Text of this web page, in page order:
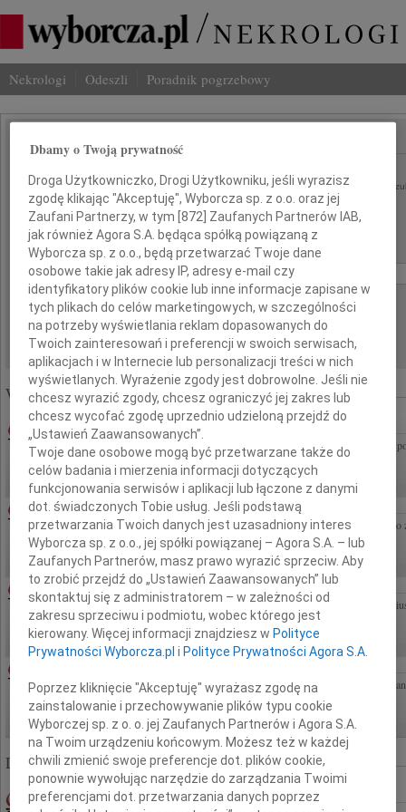
Nekrologi Odeszli Poradnik pogrzebowy
SZUKAJ NEKROLOGU
Miasto: Region:
Data:
od: do:
Liczba wyników na stronie:
Wyróżnione ogłoszenia:
03.08.2026LUBLIN
Panu dr hab. n. med. Grzegorzowi Staśkiewiczowi wyrazy głębokiego współczucia z
pracownicy Zakładu Anatomii Prawidłowej, Klinicznej i Obrazowej Uniwersytetu...
07.08.2026WARSZAWA
Serdeczne wyrazy współczucia dla naszego Szefa Profesora Dariusza
z Kliniki Neurologii
EUGENIUSZ BUTRUK06.08.2026CAŁA POLSKA
Z głębokim żalem przyjęliśmy wiadomość o śmierci Pana prof. dr hab. n. med.
naukowca i autorytetu w dziedzinie gastroenterologii, zasłużonego dla rozwoju...
Z ogromnym smutkiem zawiadamiam, że w dniu 22 lipca 2026 roku zmarł mój
Bernadeta Brydak Uroczystości pogrzebowe odbędą się w dniu 6 sierpnia 2026...
Liczba znalezionych nekrologów: 322 863
MAREK KOWAL09.09.2010RZESZÓW
Dbamy o Twoją prywatność
Droga Użytkowniczko, Drogi Użytkowniku, jeśli wyrazisz
zgodę klikając "Akceptuję", Wyborcza sp. z o.o. oraz jej
Zaufani Partnerzy, w tym [872] Zaufanych Partnerów IAB,
jak również Agora S.A. będąca spółką powiązaną z
Wyborcza sp. z o.o., będą przetwarzać Twoje dane
osobowe takie jak adresy IP, adresy e-mail czy
identyfikatory plików cookie lub inne informacje zapisane w
tych plikach do celów marketingowych, w szczególności
na potrzeby wyświetlania reklam dopasowanych do
Twoich zainteresowań i preferencji w swoich serwisach,
aplikacjach i w Internecie lub personalizacji treści w nich
wyświetlanych. Wyrażenie zgody jest dobrowolne. Jeśli nie
chcesz wyrazić zgody, chcesz ograniczyć jej zakres lub
chcesz wycofać zgodę uprzednio udzieloną przejdź do
„Ustawień Zaawansowanych”.
Twoje dane osobowe mogą być przetwarzane także do
celów badania i mierzenia informacji dotyczących
funkcjonowania serwisów i aplikacji lub łączone z danymi
dot. świadczonych Tobie usług. Jeśli podstawą
przetwarzania Twoich danych jest uzasadniony interes
Wyborcza sp. z o.o., jej spółki powiązanej – Agora S.A. – lub
Zaufanych Partnerów, masz prawo wyrazić sprzeciw. Aby
to zrobić przejdź do „Ustawień Zaawansowanych” lub
skontaktuj się z administratorem – w zależności od
zakresu sprzeciwu i podmiotu, wobec którego jest
kierowany. Więcej informacji znajdziesz wPolityce
Prywatności Wyborcza.pl iPolityce Prywatności Agora S.A.
Poprzez kliknięcie "Akceptuję" wyrażasz zgodę na
zainstalowanie i przechowywanie plików typu cookie
Wyborczej sp. z o. o. jej Zaufanych Partnerów i Agora S.A.
na Twoim urządzeniu końcowym. Możesz też w każdej
chwili zmienić swoje preferencje dot. plików cookie,
ponownie wywołując narzędzie do zarządzania Twoimi
preferencjami dot. przetwarzania danych poprzez